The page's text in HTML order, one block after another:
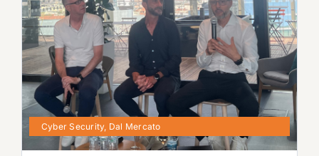
Cyber Security, Dal Mercato